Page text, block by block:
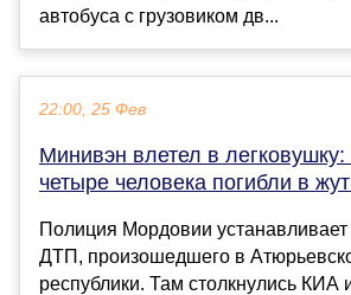
автобуса с грузовиком дв...
22:00, 25 Фев
Минивэн влетел в
четыре человека погибли в
Полиция Мордовии устанавливает
ДТП, произошедшего в
республики. Там столкнулись КИА